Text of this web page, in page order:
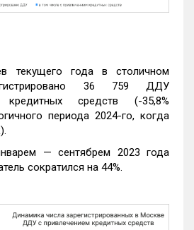
текущего года в столичном
36 759 ДДУ
средств (-35,8%
периода 2024-го, когда
— сентябрем 2023 года
сократился на 44%.